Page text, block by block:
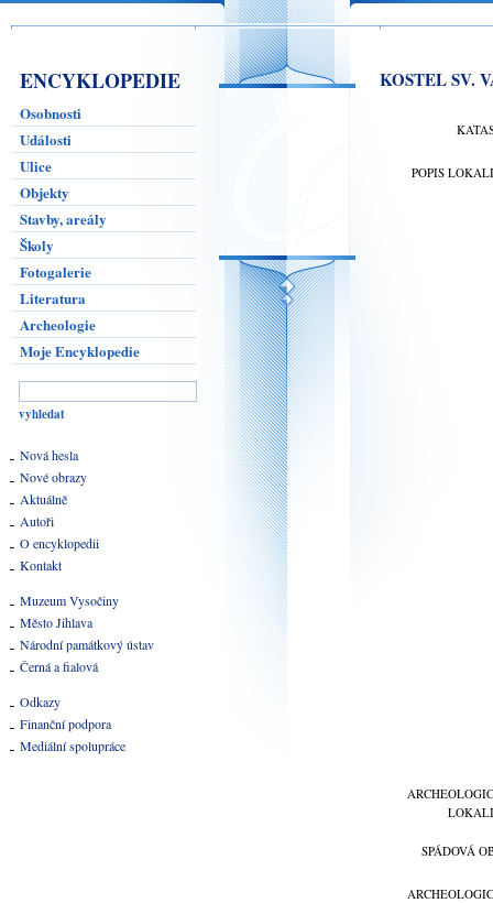
ENCYKLOPEDIE
Osobnosti
Události
Ulice
Objekty
Stavby, areály
Školy
Fotogalerie
Literatura
Archeologie
Moje Encyklopedie
Nová hesla
Nové obrazy
Aktuálně
Autoři
O encyklopedii
Kontakt
Muzeum Vysočiny
Město Jihlava
Národní památkový ústav
Černá a fialová
Odkazy
Finanční podpora
Mediální spolupráce
KOSTEL SV.
POPIS
SPÁDOVÁ